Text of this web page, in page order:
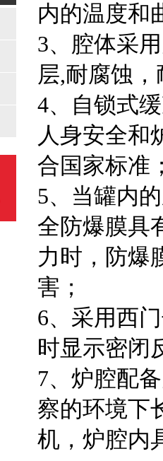
内的温度和
3、腔体采
层,耐腐蚀
4、自锁式
人身安全和
合国家标准
5、当罐内
全防爆膜具
力时，防爆
害；
6、采用西
时显示密闭
7、炉腔配
察的环境下
机，炉腔内